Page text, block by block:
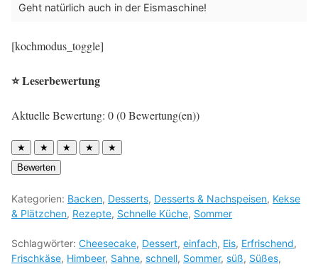
Geht natürlich auch in der Eismaschine!
[kochmodus_toggle]
⭐ Leserbewertung
Aktuelle Bewertung: 0 (0 Bewertung(en))
★ ★ ★ ★
★
Bewerten
Kategorien: Backen, Desserts, Desserts & Nachspeisen, Kekse
& Plätzchen, Rezepte, Schnelle Küche, Sommer
Schlagwörter: Cheesecake, Dessert, einfach, Eis, Erfrischend,
Frischkäse, Himbeer, Sahne, schnell, Sommer, süß, Süßes,